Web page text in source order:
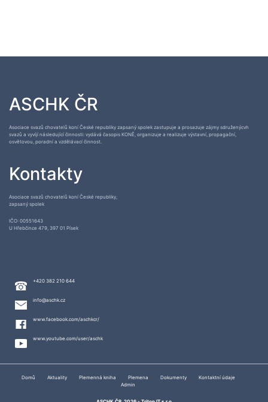
ASCHK ČR
Asociace svazů chovatelů koní České republiky zapsaný spolek zastupuje a prosazuje zájmy sdruženýcvh
svazů a vyvíjí následující činnosti: vydává časopis KONĚ, organizuje a realizuje výstavní, propagační,
osvětovou, poradní a vzdělávací činnost.
Kontakty
Asociace svazů chovatelů koní České republiky,
zapsaný spolek
IČO: 00551643
U Hřebčince 479, 397 01 Písek
+420 382 210 644
info@aschk.cz
www.facebook.com/aschkcr/
www.youtube.com/user/aschk
Domů Aktuality Plemenná kniha Plemena Dokumenty
Kontaktní údaje
Admin